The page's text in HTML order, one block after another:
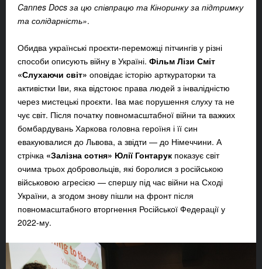
Cannes Docs за цю співпрацю та Кіноринку за підтримку
та солідарність».
Обидва українські проєкти-переможці пітчингів у різні
способи описують війну в Україні. Фільм Лізи Сміт
«Слухаючи світ» оповідає історію арткураторки та
активістки Іви, яка відстоює права людей з інвалідністю
через мистецькі проєкти. Іва має порушення слуху та не
чує світ. Після початку повномасштабної війни та важких
бомбардувань Харкова головна героїня і її син
евакуювалися до Львова, а звідти — до Німеччини. А
стрічка «Залізна сотня» Юлії Гонтарук показує світ
очима трьох добровольців, які боролися з російською
військовою агресією — спершу під час війни на Сході
України, а згодом знову пішли на фронт після
повномасштабного вторгнення Російської Федерації у
2022-му.